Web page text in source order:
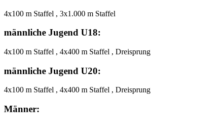
4x100 m Staffel , 3x1.000 m Staffel
männliche Jugend U18:
4x100 m Staffel , 4x400 m Staffel , Dreisprung
männliche Jugend U20:
4x100 m Staffel , 4x400 m Staffel , Dreisprung
Männer: